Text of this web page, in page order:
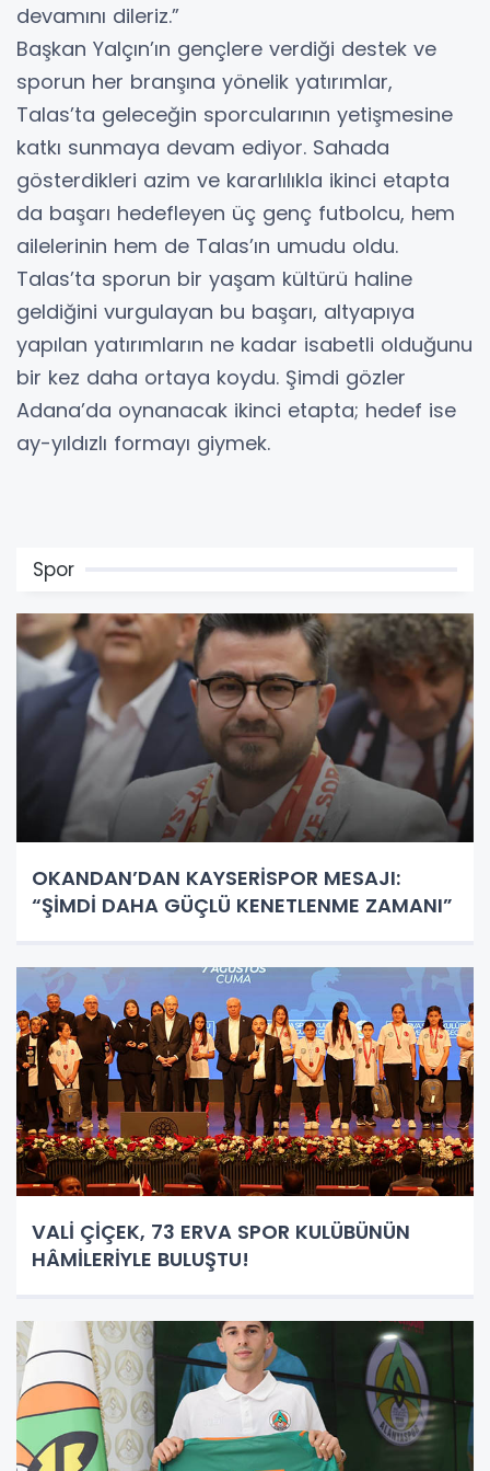
devamını dileriz.”
Başkan Yalçın’ın gençlere verdiği destek ve
sporun her branşına yönelik yatırımlar,
Talas’ta geleceğin sporcularının yetişmesine
katkı sunmaya devam ediyor. Sahada
gösterdikleri azim ve kararlılıkla ikinci etapta
da başarı hedefleyen üç genç futbolcu, hem
ailelerinin hem de Talas’ın umudu oldu.
Talas’ta sporun bir yaşam kültürü haline
geldiğini vurgulayan bu başarı, altyapıya
yapılan yatırımların ne kadar isabetli olduğunu
bir kez daha ortaya koydu. Şimdi gözler
Adana’da oynanacak ikinci etapta; hedef ise
ay-yıldızlı formayı giymek.
Spor
OKANDAN’DAN KAYSERİSPOR MESAJI:
“ŞİMDİ DAHA GÜÇLÜ KENETLENME ZAMANI”
VALİ ÇİÇEK, 73 ERVA SPOR KULÜBÜNÜN
HÂMİLERİYLE BULUŞTU!